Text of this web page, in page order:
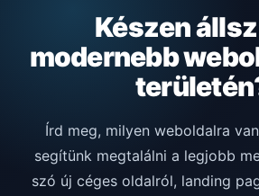
Készen
modernebb
Írd meg, milyen weboldalra
segítünk megtalálni a legjobb
szó új céges oldalról, landing